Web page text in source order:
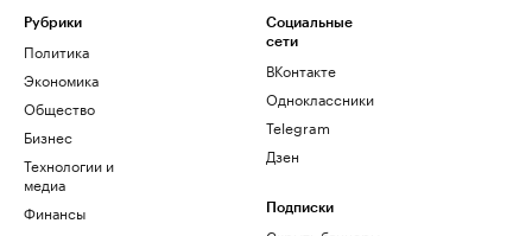
Рубрики
Политика
Экономика
Общество
Бизнес
Технологии и
медиа
Финансы
Социальные
сети
ВКонтакте
Одноклассники
Telegram
Дзен
Подписки